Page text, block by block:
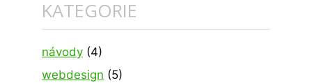
KATEGORIE
návody (4)
webdesign (5)